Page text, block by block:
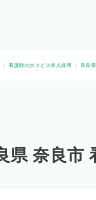
看護師のホスピス求人採用 奈良
県 奈良市